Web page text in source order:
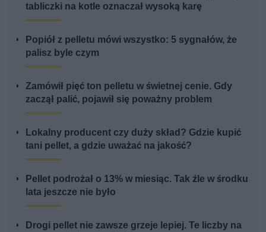
tabliczki na kotle oznaczał wysoką karę
Popiół z pelletu mówi wszystko: 5 sygnałów, że
palisz byle czym
Zamówił pięć ton pelletu w świetnej cenie. Gdy
zaczął palić, pojawił się poważny problem
Lokalny producent czy duży skład? Gdzie kupić
tani pellet, a gdzie uważać na jakość?
Pellet podrożał o 13% w miesiąc. Tak źle w środku
lata jeszcze nie było
Drogi pellet nie zawsze grzeje lepiej. Te liczby na